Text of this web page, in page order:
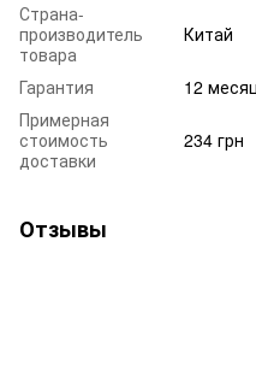
Страна-
производитель
товара
Китай
Гарантия
12
Примерная
стоимость
доставки
234 грн
Отзывы